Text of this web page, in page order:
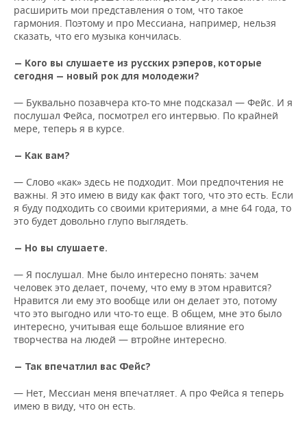
расширить мои представления о том, что такое
гармония. Поэтому и про Мессиана, например, нельзя
сказать, что его музыка кончилась.
— Кого вы слушаете из русских рэперов, которые
сегодня — новый рок для молодежи?
— Буквально позавчера кто-то мне подсказал — Фейс. И я
послушал Фейса, посмотрел его интервью. По крайней
мере, теперь я в курсе.
— Как вам?
— Слово «как» здесь не подходит. Мои предпочтения не
важны. Я это имею в виду как факт того, что это есть. Если
я буду подходить со своими критериями, а мне 64 года, то
это будет довольно глупо выглядеть.
— Но вы слушаете.
— Я послушал. Мне было интересно понять: зачем
человек это делает, почему, что ему в этом нравится?
Нравится ли ему это вообще или он делает это, потому
что это выгодно или что-то еще. В общем, мне это было
интересно, учитывая еще большое влияние его
творчества на людей — втройне интересно.
— Так впечатлил вас Фейс?
— Нет, Мессиан меня впечатляет. А про Фейса я теперь
имею в виду, что он есть.